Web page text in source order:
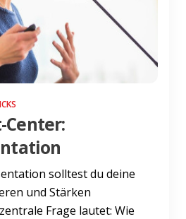
Center:
solltest du deine
und Stärken
Frage lautet: Wie